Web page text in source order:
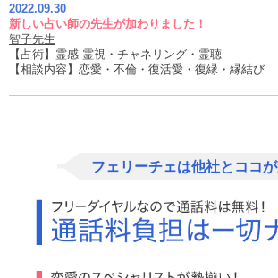
2022.09.30
新しい占い師の先生が加わりました！
智子先生
【占術】霊感 霊視・チャネリング・霊聴
【相談内容】恋愛・不倫・復活愛・復縁・縁結び
フェリーチェは他社とココ